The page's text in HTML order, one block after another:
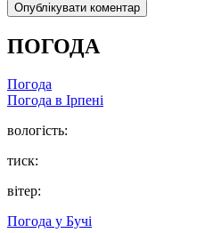
ПОГОДА
Погода
Погода в Ірпені
вологість:
тиск:
вітер:
Погода у Бучі